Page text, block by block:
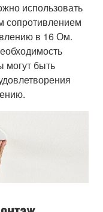
использовать
сопротивлением
в 16 Ом.
могут быть